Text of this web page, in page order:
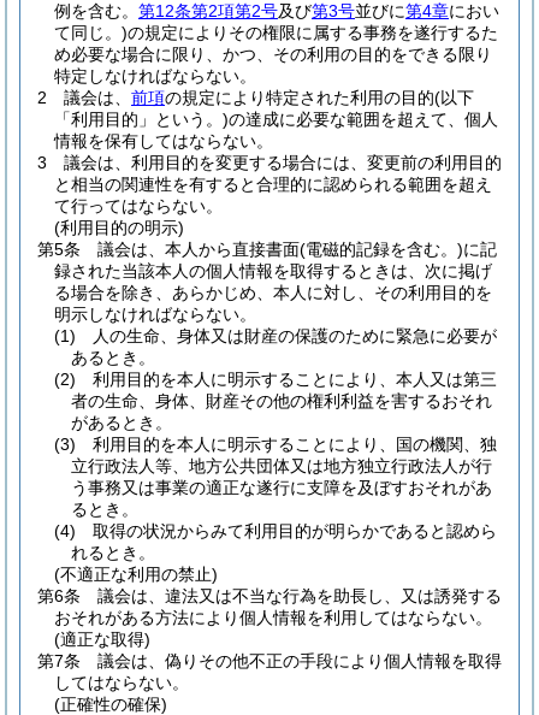
例を含む。 第12条第2項第2号及び第3号並びに第4章におい
て同じ。)の規定によりその権限に属する事務を遂行するた
め必要な場合に限り、かつ、その利用の目的をできる限り
特定しなければならない。
2
議会は、 前項の規定により特定された利用の目的(以下
「利用目的」という。)の達成に必要な範囲を超えて、個人
情報を保有してはならない。
3
議会は、利用目的を変更する場合には、変更前の利用目的
と相当の関連性を有すると合理的に認められる範囲を超え
て行ってはならない。
(利用目的の明示)
第5条
議会は、本人から直接書面(電磁的記録を含む。)に記
録された当該本人の個人情報を取得するときは、次に掲げ
る場合を除き、あらかじめ、本人に対し、その利用目的を
明示しなければならない。
(1)
人の生命、身体又は財産の保護のために緊急に必要が
あるとき。
(2)
利用目的を本人に明示することにより、本人又は第三
者の生命、身体、財産その他の権利利益を害するおそれ
があるとき。
(3)
利用目的を本人に明示することにより、国の機関、独
立行政法人等、地方公共団体又は地方独立行政法人が行
う事務又は事業の適正な遂行に支障を及ぼすおそれがあ
るとき。
(4)
取得の状況からみて利用目的が明らかであると認めら
れるとき。
(不適正な利用の禁止)
第6条
議会は、違法又は不当な行為を助長し、又は誘発する
おそれがある方法により個人情報を利用してはならない。
(適正な取得)
第7条
議会は、偽りその他不正の手段により個人情報を取得
してはならない。
(正確性の確保)